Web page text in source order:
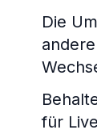
Die
für